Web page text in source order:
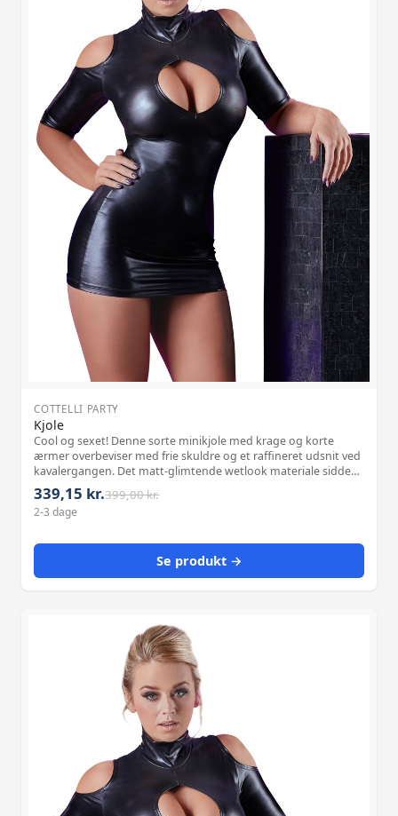
COTTELLI PARTY
Kjole
Cool og sexet! Denne sorte minikjole med krage og korte
ærmer overbeviser med frie skuldre og et raffineret udsnit ved
kavalergangen. Det matt-glimtende wetlook materiale sidder
stramt og fremhæver dine kvindelige former forførende.
Materiale: 92% polyest
339,15 kr.399,00 kr.
2-3 dage
Se produkt →